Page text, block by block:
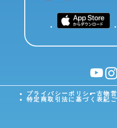
YouTube
プライバシーポリシー古物
特定商取引法に基づく表記